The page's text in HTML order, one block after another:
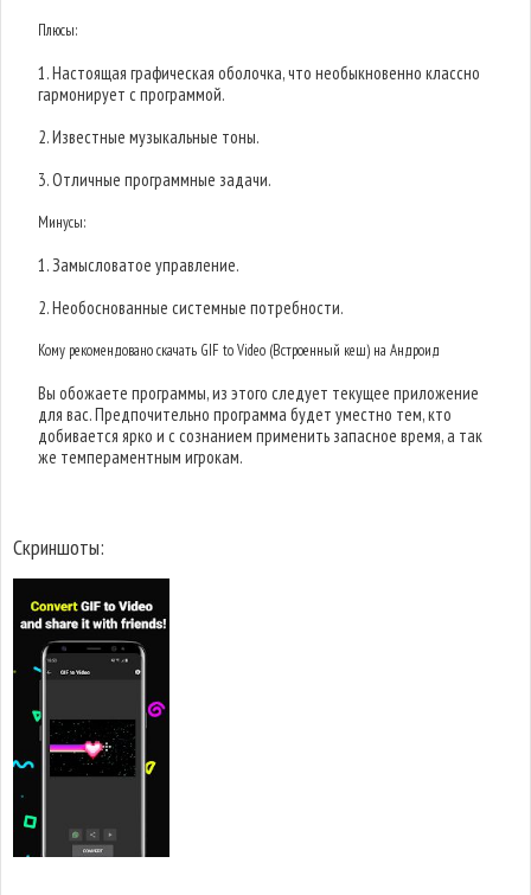
Плюсы:
1. Настоящая графическая оболочка, что необыкновенно классно
гармонирует с программой.
2. Известные музыкальные тоны.
3. Отличные программные задачи.
Минусы:
1. Замысловатое управление.
2. Необоснованные системные потребности.
Кому рекомендовано скачать GIF to Video (Встроенный кеш) на Андроид
Вы обожаете программы, из этого следует текущее приложение
для вас. Предпочительно программа будет уместно тем, кто
добивается ярко и с сознанием применить запасное время, а так
же темпераментным игрокам.
Скриншоты: